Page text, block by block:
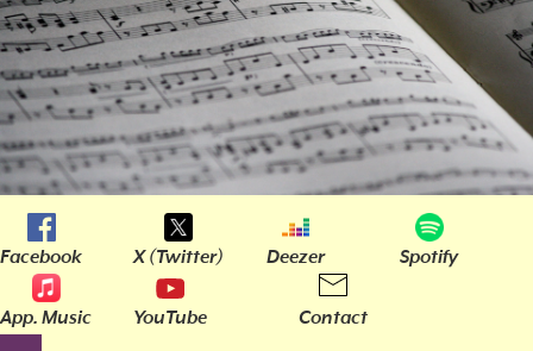
Facebook X (Twitter) Deezer Spotify
App. Music YouTube Contact